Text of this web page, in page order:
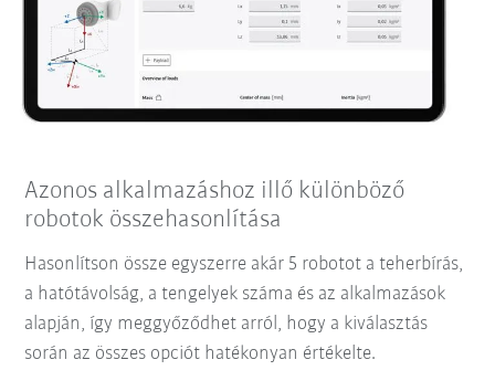
Azonos alkalmazáshoz illő különböző
robotok összehasonlítása
Hasonlítson össze egyszerre akár 5 robotot a teherbírás,
a hatótávolság, a tengelyek száma és az alkalmazások
alapján, így meggyőződhet arról, hogy a kiválasztás
során az összes opciót hatékonyan értékelte.